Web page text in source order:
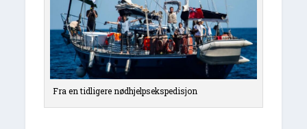
Fra en tidligere nødhjelpsekspedisjon